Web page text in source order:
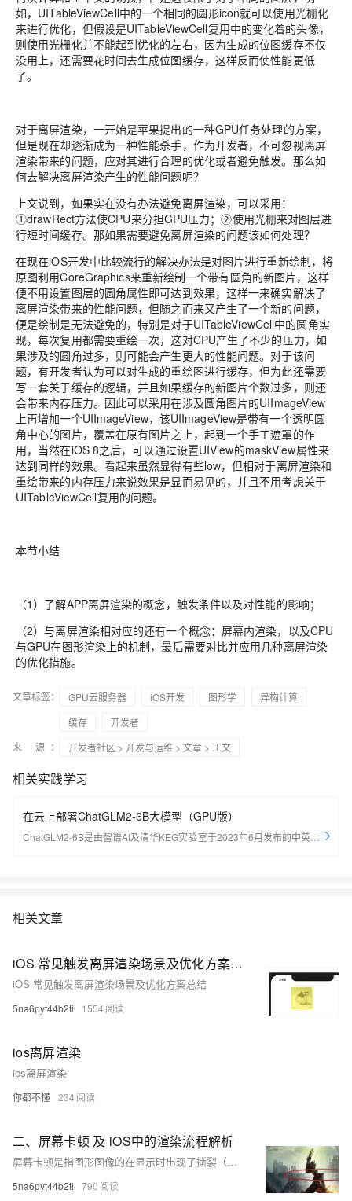
如，UITableViewCell中的一个相同的圆形icon就可以使用光栅化
来进行优化，但假设是UITableViewCell复用中的变化着的头像，
则使用光栅化并不能起到优化的左右，因为生成的位图缓存不仅
没用上，还需要花时间去生成位图缓存，这样反而使性能更低
了。
对于离屏渲染，一开始是苹果提出的一种GPU任务处理的方案，
但是现在却逐渐成为一种性能杀手，作为开发者，不可忽视离屏
渲染带来的问题，应对其进行合理的优化或者避免触发。那么如
何去解决离屏渲染产生的性能问题呢？
上文说到，如果实在没有办法避免离屏渲染，可以采用：
①drawRect方法使CPU来分担GPU压力；②使用光栅来对图层进
行短时间缓存。那如果需要避免离屏渲染的问题该如何处理？
在现在iOS开发中比较流行的解决办法是对图片进行重新绘制，将
原图利用CoreGraphics来重新绘制一个带有圆角的新图片，这样
便不用设置图层的圆角属性即可达到效果，这样一来确实解决了
离屏渲染带来的性能问题，但随之而来又产生了一个新的问题，
便是绘制是无法避免的，特别是对于UITableViewCell中的圆角实
现，每次复用都需要重绘一次，这对CPU产生了不少的压力，如
果涉及的圆角过多，则可能会产生更大的性能问题。对于该问
题，有开发者认为可以对生成的重绘图进行缓存，但为此还需要
写一套关于缓存的逻辑，并且如果缓存的新图片个数过多，则还
会带来内存压力。因此可以采用在涉及圆角图片的UIImageView
上再增加一个UIImageView，该UIImageView是带有一个透明圆
角中心的图片，覆盖在原有图片之上，起到一个手工遮罩的作
用，当然在iOS 8之后，可以通过设置UIView的maskView属性来
达到同样的效果。看起来虽然显得有些low，但相对于离屏渲染和
重绘带来的内存压力来说效果是显而易见的，并且不用考虑关于
UITableViewCell复用的问题。
本节小结
（1）了解APP离屏渲染的概念，触发条件以及对性能的影响；
（2）与离屏渲染相对应的还有一个概念：屏幕内渲染，以及CPU
与GPU在图形渲染上的机制，最后需要对比并应用几种离屏渲染
的优化措施。
文章标签： GPU云服务器 iOS开发 图形学
异构计算
缓存
开发者
来 源：
开发者社区 > 开发与运维 > 文章 > 正文
相关实践学习
在云上部署ChatGLM2-6B大模型（GPU版）
ChatGLM2-6B是由智谱AI及清华KEG实验室于2023年6月发布的中英双语
相关文章
iOS 常见触发离屏渲染场景及优化方案总结
iOS 常见触发离屏渲染场景及优化方案总结
5na6pyt44b2ti 1554
ios离屏渲染
ios离屏渲染
你都不懂 234
二、屏幕卡顿 及 iOS中的渲染流程解析
屏幕卡顿是指图形图像的在显示时出现了撕裂（即图片错位显示）、掉帧（重复显示同一帧数据）等问题，导致用户能直观的从屏幕上看到的一种异常现象
5na6pyt44b2ti 790